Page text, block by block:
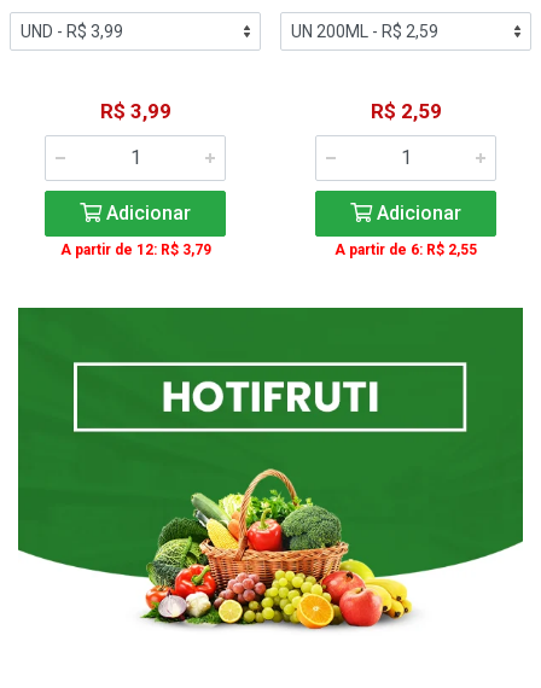
R$ 3,99
Adicionar
A partir de 12: R$ 3,79
R$ 2,59
Adicionar
A partir de 6: R$ 2,55